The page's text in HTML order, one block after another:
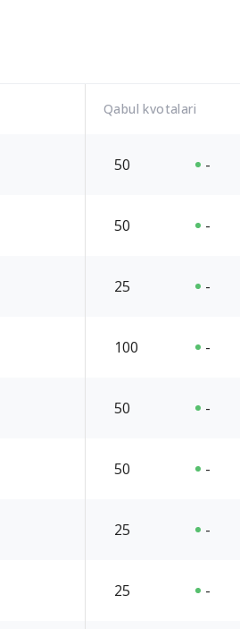
Qabul kvotalari
50 -
50 -
25 -
100 -
50 -
50 -
25 -
25 -